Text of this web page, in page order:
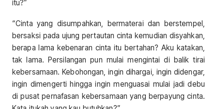
itu?”
“Cinta yang disumpahkan, bermaterai dan berstempel,
bersaksi pada ujung pertautan cinta kemudian disyahkan,
berapa lama kebenaran cinta itu bertahan? Aku katakan,
tak lama. Persilangan pun mulai mengintai di balik tirai
kebersamaan. Kebohongan, ingin dihargai, ingin didengar,
ingin dimengerti hingga ingin menguasai mulai jadi debu
di pusat pernafasan kebersamaan yang berpayung cinta.